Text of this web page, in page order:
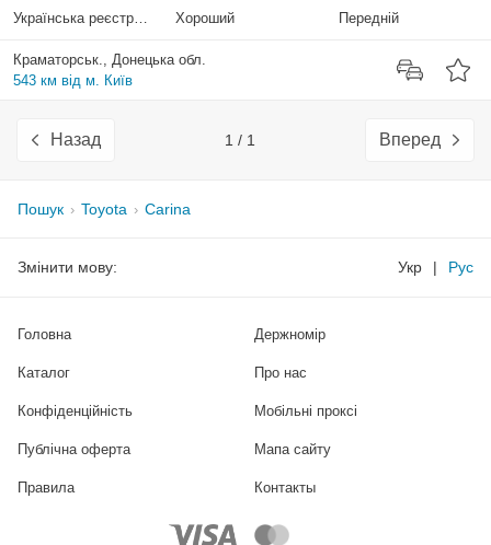
Українська реєстрація
Хороший Передній
Краматорськ., Донецька обл.
543 км від м. Київ
Назад 1 / 1 Вперед
Пошук Toyota Carina
Змінити мову: Укр | Рус
Головна
Каталог
Держномір
Про нас
Конфіденційність Мобільні проксі
Публічна оферта Мапа сайту
Правила Контакты